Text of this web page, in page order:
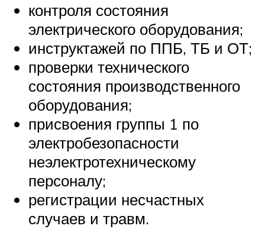
контроля состояния
электрического оборудования;
инструктажей по ППБ, ТБ и ОТ;
проверки технического
состояния производственного
оборудования;
присвоения группы 1 по
электробезопасности
неэлектротехническому
персоналу;
регистрации несчастных
случаев и травм.